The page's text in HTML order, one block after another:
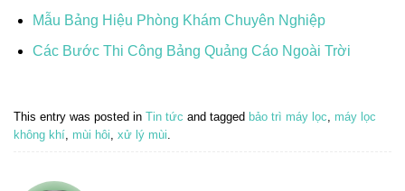
Mẫu Bảng Hiệu Phòng Khám Chuyên Nghiệp
Các Bước Thi Công Bảng Quảng Cáo Ngoài Trời
This entry was posted in Tin tức and tagged bảo trì máy lọc, máy lọc
không khí, mùi hôi, xử lý mùi.